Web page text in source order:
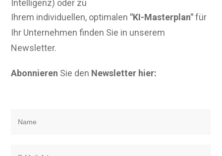
Intelligenz) oder zu
Ihrem individuellen, optimalen "KI-Masterplan"für
Ihr Unternehmen finden Sie in unserem
Newsletter.
Abonnieren Sie den Newsletter hier: